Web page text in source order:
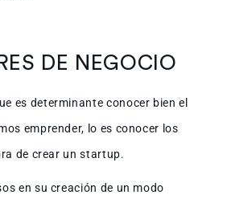
DE NEGOCIO
es determinante conocer bien el
emprender, lo es conocer los
de crear un startup.
en su creación de un modo